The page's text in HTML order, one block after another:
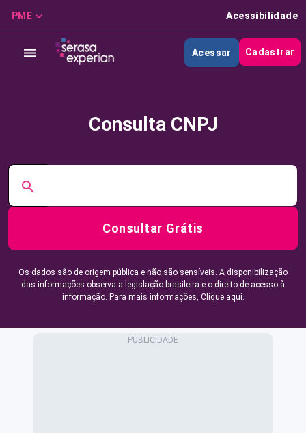
PME Acessibilidade
Acessar Cadastrar
Consulta CNPJ
Consultar Grátis
Os dados são de origem pública e não são sensíveis. A disponibilização
das informações observa a legislação brasileira e o direito de acesso à
informação. Para mais informações, Clique aqui.